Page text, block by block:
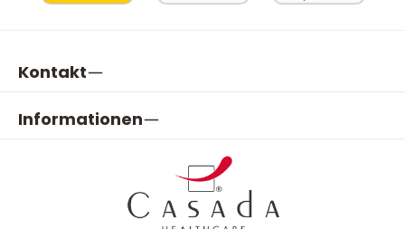
Kontakt
Informationen